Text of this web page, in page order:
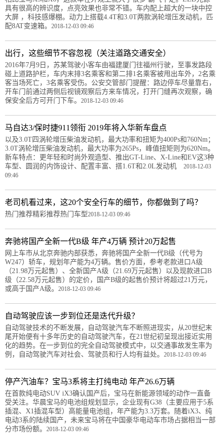
具有很高的辨识度，点亮效果也非常不错。车内配上超大的一块中控
大屏 ，科技感爆棚。动力上搭载4.4T和3.0T两款涡轮增压发动机，匹
配8AT变速箱。 2018-12-03 09:46
出行，这些细节不容忽视（关注道路交通安全）
2016年7月9日，苏某驾驶小客车由福建厦门往福州行驶，至事发路段
碰上道路护栏，车内末排3名乘客和第二排1名乘客被甩出车外，2名乘
客当场死亡，3名乘客受伤。公安交管部门提醒：路边停车尽量靠右，
开车门前通过两侧后视镜观察后方来车情况，打开门缝再次观察，确
保安全后方可开门下车。 2018-12-03 09:46
马自达3/保时捷911领衔 2019年将入华新车盘点
以及3.0T四涡轮增压柴油发动机，最大功率和扭矩为400Ps和760Nm；
3.0T涡轮增压柴油发动机，最大功率为265Ps，峰值扭矩则为620Nm。
新车特点：更年轻和时尚外观造型、推出GT-Line、X-Line和EV这3种
车型、圆润的内饰设计、配置丰富、搭1.6T和2.0L发动机 2018-12-03
09:46
老司机看过来，这20个安全行车的细节，你都做到了吗？
热门推荐精彩推荐热门车型2018-12-03 09:46
奔驰将国产全新一代B级 年产4万辆 预计20万起售
网上车市从北京奔驰内部获悉，奔驰将国产全新一代B级（代号为
W247）轿车，规划年产能为4万辆。售价方面，参考老款进口A级
（21.98万元起售）、全新国产A级（21.69万元起售）以及现款进口B
级（22.58万元起售）的定价，国产B级的起售价预计将超过21万元，
或高于国产A级。 2018-12-03 09:46
自动驾驶应该一步到位还是迭代升级？
自动驾驶技术的不断发展，自动驾驶汽车不断照进现实，从20世纪末
尾开始便有十多年历史的自动驾驶汽车，在21世纪初呈现出接近实用
化的趋势。在一步到位的完全自动驾驶模式中，以交通事故发生率为
例，自动驾驶汽车对社会、驾驶员和行人均有益处。 2018-12-03 09:46
停产汽油车？宝马3系将主打纯电动 年产26.6万辆
在首款纯电动SUV iX3确认国产后，宝马在新能源领域的动作一直备
受关注。华晨宝马的电池组规划显示，企业现有G38（主要应用于5系
插混、X1插混车型）高能量电池组，年产能为3.3万套。随着iX3、纯
电动3系的陆续国产，未来宝马将在中国豪华电动车市场占据相当一部
分市场份额。 2018-12-03 09:46